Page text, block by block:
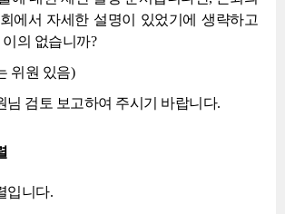
에서 자세한 설명이 있었기에 생략하고
의 없습니까?
위원 있음)
님 검토 보고하여 주시기 바랍니다.
입니다.